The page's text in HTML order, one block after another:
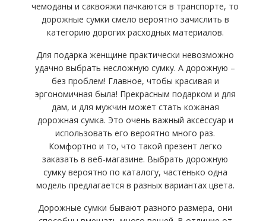
чемоданы и саквояжи пачкаются в транспорте, то
дорожные сумки смело вероятно зачислить в
категорию дорогих расходных материалов.
Для подарка женщине практически невозможно
удачно выбрать несложную сумку. А дорожную –
без проблем! Главное, чтобы красивая и
эргономичная была! Прекрасным подарком и для
дам, и для мужчин может стать кожаная
дорожная сумка. Это очень важный аксессуар и
использовать его вероятно много раз.
Комфортно и то, что такой презент легко
заказать в веб-магазине. Выбрать дорожную
сумку вероятно по каталогу, частенько одна
модель предлагается в разных вариантах цвета.
Дорожные сумки бывают разного размера, они